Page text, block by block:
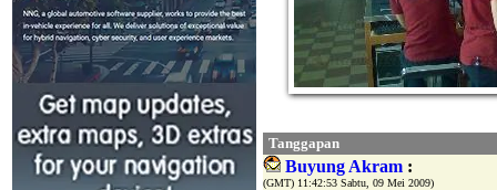
Tanggapan
Buyung Akram :
(GMT) 11:42:53 Sabtu, 09 Mei 2009)